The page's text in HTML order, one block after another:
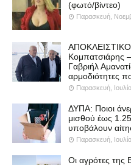
(φωτό/βίντεο)
Παρασκευή,
ΑΠΟΚΛΕΙΣΤΙΚΟ:
Κομπατσιάρης –
Γαβριήλ
αρμοδιότητες
Παρασκευή,
ΔΥΠΑ: Ποιοι
μισθού έως
υποβάλουν
Παρασκευή,
Οι αγρότες της